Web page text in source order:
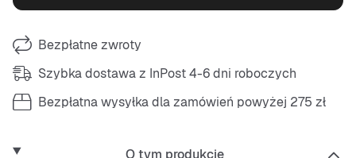
Bezpłatne zwroty
Szybka dostawa z InPost 4-6 dni roboczych
Bezpłatna wysyłka dla zamówień powyżej 275 zł
O tym produkcie